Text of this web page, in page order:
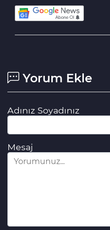
Yorum Ekle
Adınız Soyadınız
Mesaj